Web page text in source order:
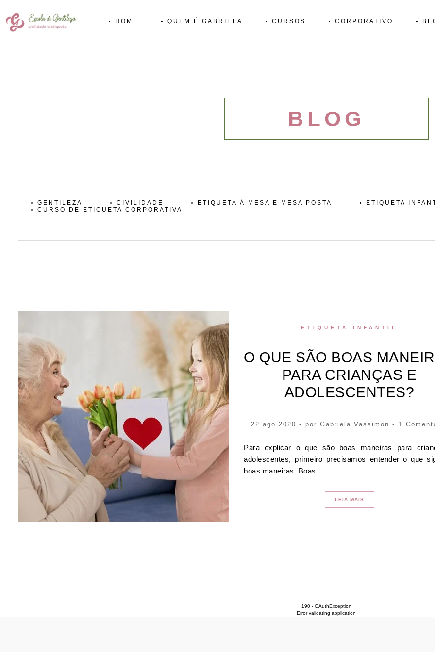
HOME QUEM É GABRIELA CURSOS CORPORATIVO
BLOG
GENTILEZA CIVILIDADE ETIQUETA À MESA E MESA POSTA ETIQUETA
CURSO DE ETIQUETA CORPORATIVA
ETIQUETA INFANTIL
O QUE SÃO BOAS
PARA CRIANÇAS E
ADOLESCENTES?
22 ago 2020 • por Gabriela Vassimon • 1
Para explicar o que são boas maneiras para
adolescentes, primeiro precisamos entender o que
boas maneiras. Boas...
LEIA MAIS
190 - OAuthException
Error validating application